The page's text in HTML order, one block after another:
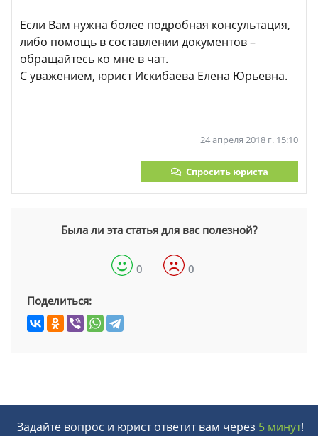
Если Вам нужна более подробная консультация,
либо помощь в составлении документов –
обращайтесь ко мне в чат.
С уважением, юрист Искибаева Елена Юрьевна.
24 апреля 2018 г. 15:10
Спросить юриста
Была ли эта статья для вас полезной?
0 0
Поделиться:
Задайте вопрос и юрист ответит вам через 5 минут!